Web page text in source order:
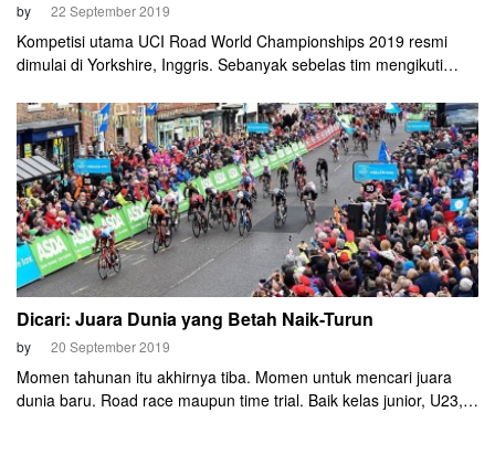
by 22 September 2019
Kompetisi utama UCI Road World Championships 2019 resmi
dimulai di Yorkshire, Inggris. Sebanyak sebelas tim mengikuti
Belanda berhasil menang meyakinkan, meraih medali emas
mengalahkan Jerman dan tuan rumah Inggris.
Dicari: Juara Dunia yang Betah Naik-Turun
by 20 September 2019
Momen tahunan itu akhirnya tiba. Momen untuk mencari juara
dunia baru. Road race maupun time trial. Baik kelas junior, U23,